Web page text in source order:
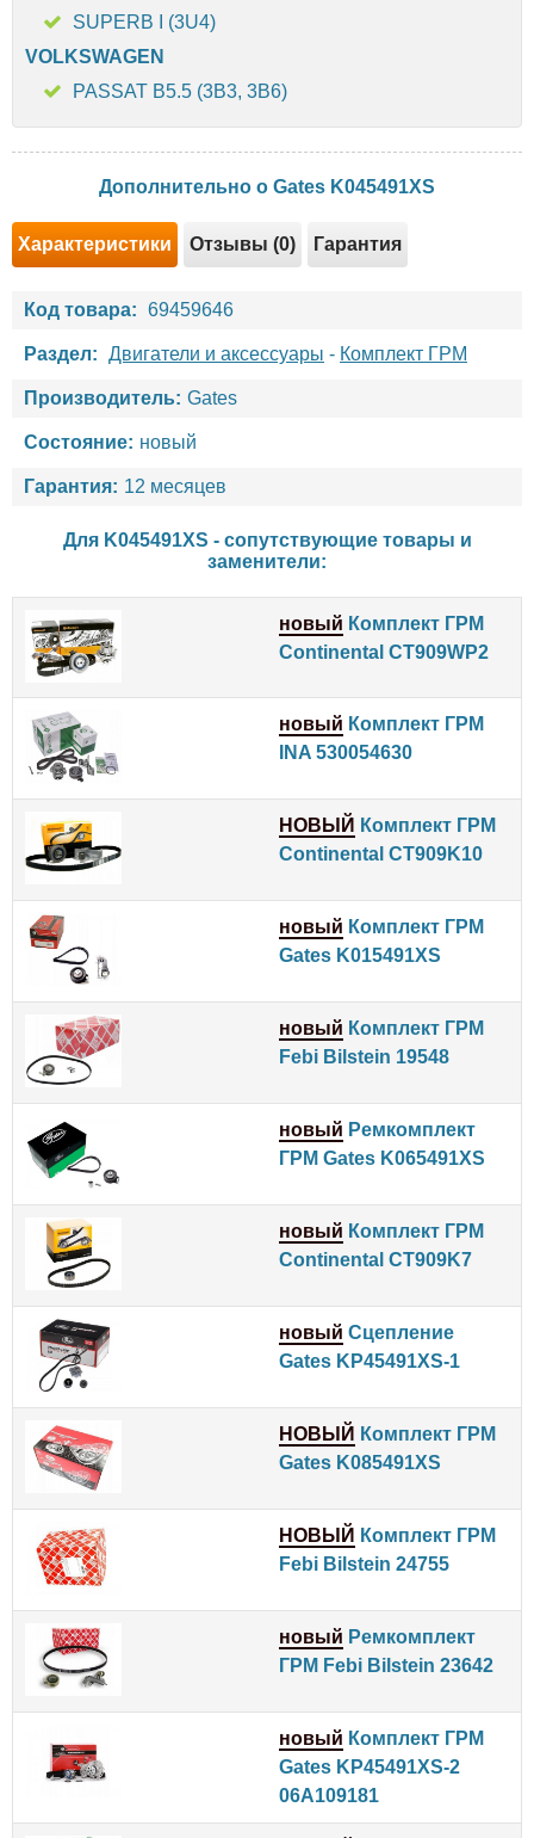
SUPERB I (3U4)
VOLKSWAGEN
PASSAT B5.5 (3B3, 3B6)
Дополнительно о Gates K045491XS
Характеристики Отзывы (0) Гарантия
Код товара: 69459646
Раздел: Двигатели и аксессуары - Комплект ГРМ
Производитель: Gates
Состояние: новый
Гарантия: 12 месяцев
Для K045491XS - сопутствующие товары и
заменители:
новый Комплект ГРМ
Continental CT909WP2
новый Комплект ГРМ
INA 530054630
НОВЫЙ Комплект ГРМ
Continental CT909K10
новый Комплект ГРМ
Gates K015491XS
новый Комплект ГРМ
Febi Bilstein 19548
новый Ремкомплект
ГРМ Gates K065491XS
новый Комплект ГРМ
Continental CT909K7
новый Сцепление
Gates KP45491XS-1
НОВЫЙ Комплект ГРМ
Gates K085491XS
НОВЫЙ Комплект ГРМ
Febi Bilstein 24755
новый Ремкомплект
ГРМ Febi Bilstein 23642
новый Комплект ГРМ
Gates KP45491XS-2
06A109181